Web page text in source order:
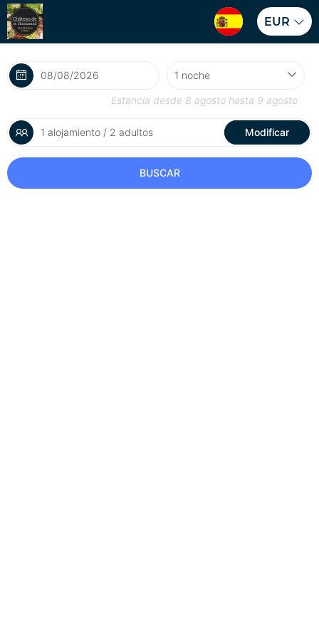
EUR
Estancia desde 8 agosto hasta 9 agosto
1 alojamiento / 2 adultos Modificar